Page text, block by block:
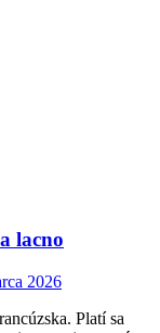
lacno
2026
Platí sa